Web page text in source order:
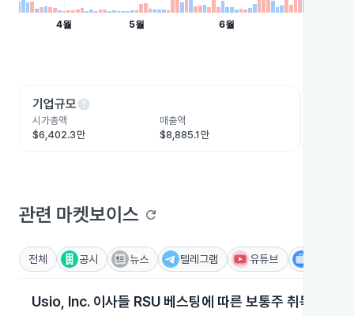
기업규모help
시가총액
$6,402.3만
매출액
$8,885.1만
관련 마켓보이스 refresh
전체 공시 뉴스 텔레그램 유튜브
Usio, Inc. 이사들 RSU 베스팅에 따른 보통주 취득